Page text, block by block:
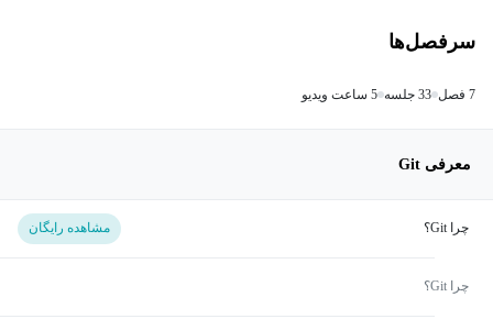
سرفصل‌ها
7 فصل 33 جلسه 5 ساعت ویدیو
معرفی Git
چرا Git؟ مشاهده رایگان
چرا Git؟